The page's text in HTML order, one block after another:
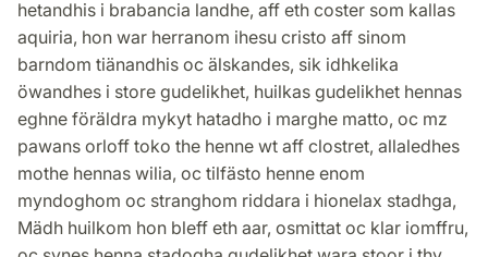
hetandhis i brabancia landhe, aff eth coster som kallas
aquiria, hon war herranom ihesu cristo aff sinom
barndom tiänandhis oc älskandes, sik idhkelika
öwandhes i store gudelikhet, huilkas gudelikhet hennas
eghne föräldra mykyt hatadho i marghe matto, oc mz
pawans orloff toko the henne wt aff clostret, allaledhes
mothe hennas wilia, oc tilfästo henne enom
myndoghom oc stranghom riddara i hionelax stadhga,
Mädh huilkom hon bleff eth aar, osmittat oc klar iomffru,